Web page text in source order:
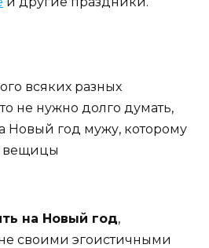
всяких разных
не нужно долго думать,
Новый год мужу, которому
вещицы
на Новый год,
своими эгоистичными